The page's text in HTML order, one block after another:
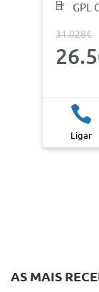
GPL
31.028€
Ligar
AS MAIS